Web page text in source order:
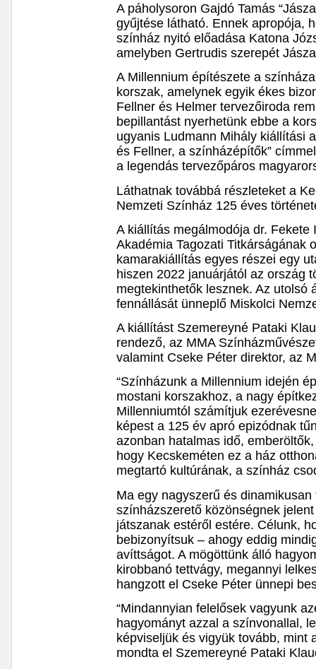
A páholysoron Gajdó Tamás
gyűjtése látható. Ennek apropója,
színház nyitó előadása Katona
amelyben Gertrudis szerepét
A Millennium építészete a
korszak, amelynek egyik ékes
Fellner és Helmer tervezőiroda
bepillantást nyerhetünk ebbe a
ugyanis Ludmann Mihály kiállítási
és Fellner, a színházépítők”
a legendás tervezőpáros
Láthatnak továbbá részleteket a
Nemzeti Színház 125 éves
A kiállítás megálmodója dr.
Akadémia Tagozati Titkárságának
kamarakiállítás egyes részei egy
hiszen 2022 januárjától az ország
megtekinthetők lesznek. Az utolsó
fennállását ünneplő Miskolci
A kiállítást Szemereyné Pataki
rendező, az MMA
valamint Cseke Péter direktor, az
“Színházunk a Millennium idején
mostani korszakhoz, a nagy
Millenniumtól számítjuk
képest a 125 év apró epizódnak
azonban hatalmas idő,
hogy Kecskeméten ez a ház
megtartó kultúrának, a színház
Ma egy nagyszerű és
színházszerető közönségnek
játszanak estéről estére. Célunk,
bebizonyítsuk – ahogy eddig
avíttságot. A mögöttünk álló
kirobbanó tettvágy, megannyi
hangzott el Cseke Péter ünnepi
“Mindannyian felelősek vagyunk
hagyományt azzal a színvonallal,
képviseljük és vigyük tovább, mint
mondta el Szemereyné Pataki